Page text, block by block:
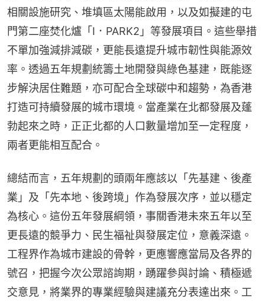
相關設施研究、堆填區太陽能啟用，以及如擬建的屯
門第二座焚化爐「I．PARK2」等發展項目。這些舉措
不單加強減排減碳，更能長遠提升城市韌性與能源效
率。透過五年規劃統籌土地開發與綠色基建，既能逐
步解決居住難題，亦可配合全球碳中和趨勢，為香港
打造可持續發展的城市環境。當產業在北都發展及蓬
勃起來之時，正正北都的人口數量增加至一定程度，
兩者更能相互配合。
總結而言，五年規劃的頭兩年應該以「先基建、後產
業」及「先本地、後跨境」作為發展次序，並以穩定
為核心。這份五年發展綱領，事關香港未來五年以至
更長遠的競爭力、民生福祉與發展定位，意義深遠。
工程界作為城市建設的骨幹，更應響應當局及各界的
號召，把握今次公眾諮詢期，踴躍參與討論、積極遞
交意見，將業界的專業經驗與建議充分表達出來。工